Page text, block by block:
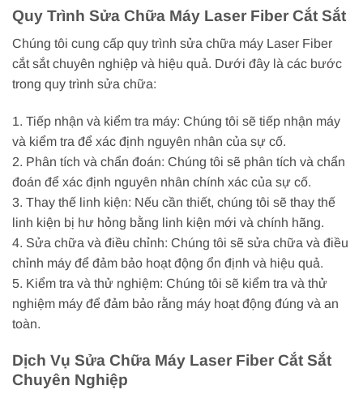
Quy Trình Sửa Chữa Máy Laser Fiber Cắt Sắt
Chúng tôi cung cấp quy trình sửa chữa máy Laser Fiber
cắt sắt chuyên nghiệp và hiệu quả. Dưới đây là các bước
trong quy trình sửa chữa:
1. Tiếp nhận và kiểm tra máy: Chúng tôi sẽ tiếp nhận máy
và kiểm tra để xác định nguyên nhân của sự cố.
2. Phân tích và chẩn đoán: Chúng tôi sẽ phân tích và chẩn
đoán để xác định nguyên nhân chính xác của sự cố.
3. Thay thế linh kiện: Nếu cần thiết, chúng tôi sẽ thay thế
linh kiện bị hư hỏng bằng linh kiện mới và chính hãng.
4. Sửa chữa và điều chỉnh: Chúng tôi sẽ sửa chữa và điều
chỉnh máy để đảm bảo hoạt động ổn định và hiệu quả.
5. Kiểm tra và thử nghiệm: Chúng tôi sẽ kiểm tra và thử
nghiệm máy để đảm bảo rằng máy hoạt động đúng và an
toàn.
Dịch Vụ Sửa Chữa Máy Laser Fiber Cắt Sắt
Chuyên Nghiệp